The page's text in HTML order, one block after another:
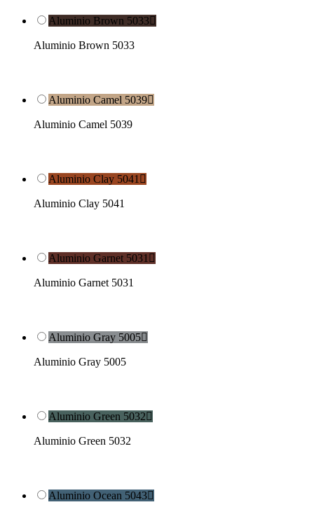
Aluminio Brown 5033
Aluminio Brown 5033
Aluminio Camel 5039
Aluminio Camel 5039
Aluminio Clay 5041 
Aluminio Clay 5041
Aluminio Garnet 5031 
Aluminio Garnet 5031
Aluminio Gray 5005
Aluminio Gray 5005
Aluminio Green 5032
Aluminio Green 5032
Aluminio Ocean 5043